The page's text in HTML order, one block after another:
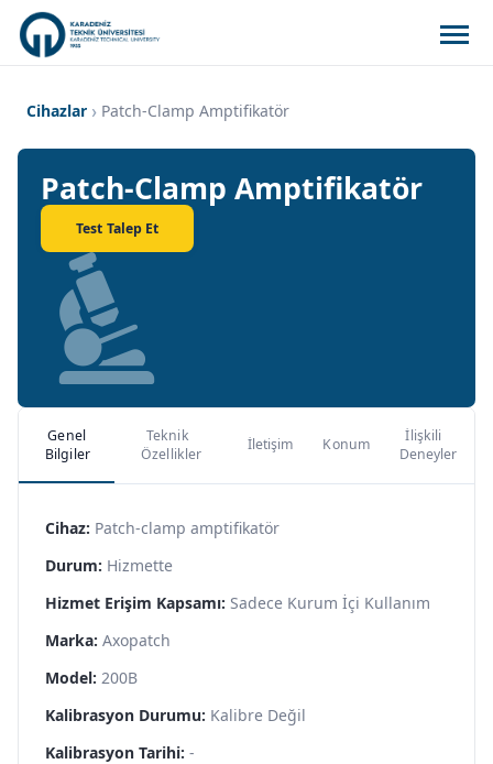
Cihazlar Patch-Clamp Amptifikatör
Patch-Clamp Amptifikatör
Test Talep Et
Genel
Bilgiler
Teknik
Özellikler
İletişim Konum
İlişkili
Deneyler
Cihaz: Patch-clamp amptifikatör
Durum: Hizmette
Hizmet Erişim Kapsamı: Sadece Kurum İçi Kullanım
Marka: Axopatch
Model: 200B
Kalibrasyon Durumu: Kalibre Değil
Kalibrasyon Tarihi: -